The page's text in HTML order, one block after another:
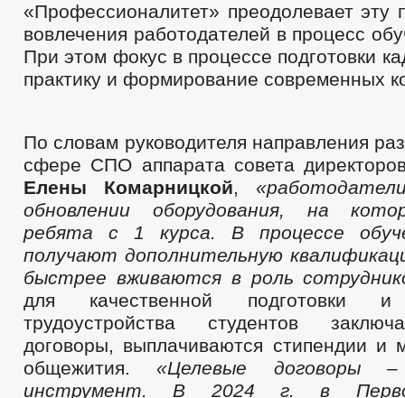
«Профессионалитет» преодолевает эту
вовлечения работодателей в процесс
При этом фокус в процессе подготовки
практику и формирование современных
По словам руководителя направления
сфере СПО аппарата совета
Елены Комарницкой,
обновлении оборудования, на
ребята с 1 курса. В процессе
получают дополнительную
быстрее вживаются в роль
для качественной подготовки и
трудоустройства студентов
договоры, выплачиваются стипендии и
общежития.«Целевые договоры
инструмент. В 2024 г. в